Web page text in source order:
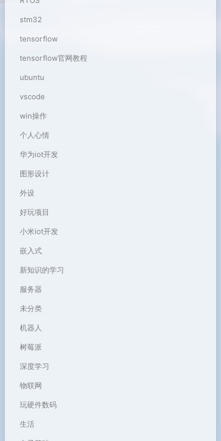
stm32
tensorflow
tensorflow官网教程
ubuntu
vscode
win操作
个人心情
华为iot开发
图形设计
外设
好玩项目
小米iot开发
嵌入式
新知识的学习
服务器
未分类
机器人
树莓派
深度学习
物联网
玩硬件数码
生活